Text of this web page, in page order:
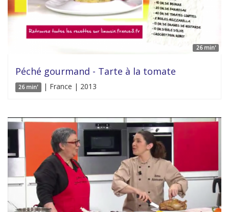
26 min'
Péché gourmand - Tarte à la tomate
26 min' | France | 2013